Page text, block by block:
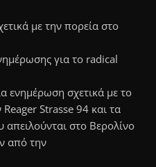
με την πορεία στο
για το radical
ενημέρωση σχετικά με το
Strasse 94 και τα
απειλούνται στο Βερολίνο
από την